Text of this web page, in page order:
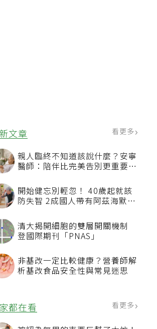
文章 看更多
親人臨終不知道該說什麼？安寧
醫師：陪伴比完美告別更重要，
開始健忘別輕忽！ 40歲起就該
防失智 2成國人帶有阿茲海默症
清大揭開細胞的雙層開關機制
登國際期刊「PNAS」
非基改一定比較健康？營養師解
析基改食品安全性與常見迷思
都在看